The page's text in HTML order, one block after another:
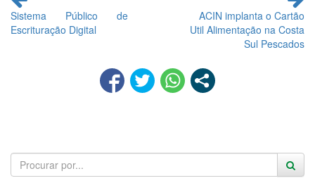
lendo
Sistema Público de
Escrituração Digital
ACIN implanta o Cartão
Util Alimentação na Costa
Sul Pescados